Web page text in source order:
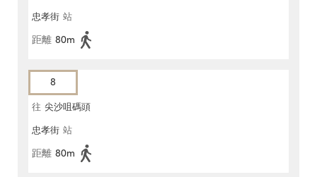
忠孝街 站
距離 80m
8
往 尖沙咀碼頭
忠孝街 站
距離 80m